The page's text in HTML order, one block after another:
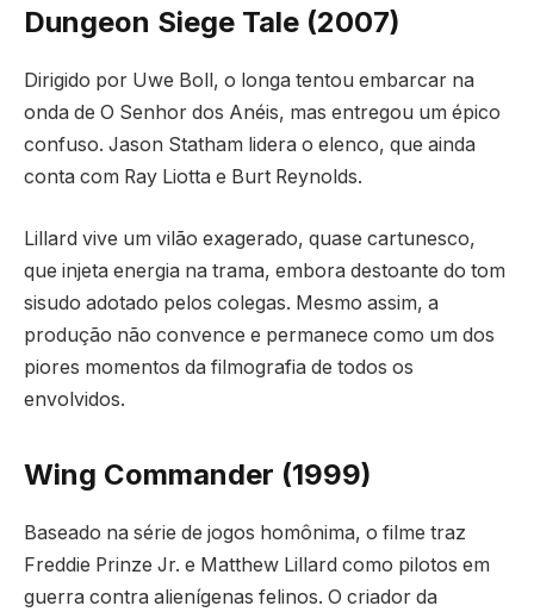
Dungeon Siege Tale (2007)
Dirigido por Uwe Boll, o longa tentou embarcar na
onda de O Senhor dos Anéis, mas entregou um épico
confuso. Jason Statham lidera o elenco, que ainda
conta com Ray Liotta e Burt Reynolds.
Lillard vive um vilão exagerado, quase cartunesco,
que injeta energia na trama, embora destoante do tom
sisudo adotado pelos colegas. Mesmo assim, a
produção não convence e permanece como um dos
piores momentos da filmografia de todos os
envolvidos.
Wing Commander (1999)
Baseado na série de jogos homônima, o filme traz
Freddie Prinze Jr. e Matthew Lillard como pilotos em
guerra contra alienígenas felinos. O criador da